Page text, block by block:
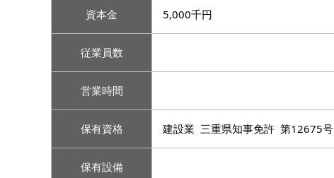
資本金 5,000千円
従業員数
営業時間
保有資格 建設業 三重県知事免許 第12675号
保有設備